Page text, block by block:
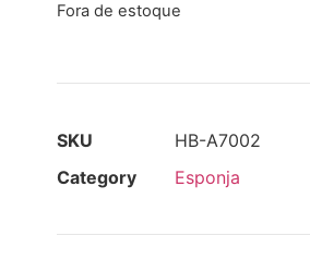
Fora de estoque
SKU
HB-A7002
Category
Esponja